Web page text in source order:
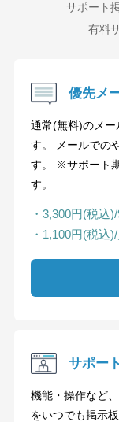
サポート
有料
優先メ
通常(無料)のメー
す。 メールでの
す。 ※サポート
す。
・3,300円(税込
・1,100円(税込)/
サポー
機能・操作など
をいつでも掲示